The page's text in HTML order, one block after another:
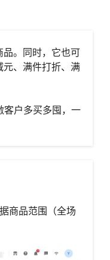
。同时，它也可
、满件打折、满
客户多买多囤，一
商品范围（全场